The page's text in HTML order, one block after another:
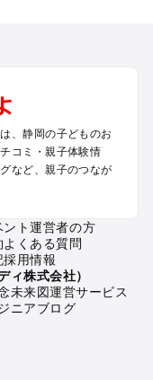
かけ
、静岡の子どものお
コミ・親子体験情
など、親子のつなが
ント運営者の方
よくある質問
採用情報
ィ株式会社）
未来図運営サービス
ニアブログ